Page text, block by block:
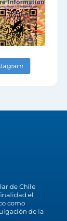
de Chile
el
como
de la